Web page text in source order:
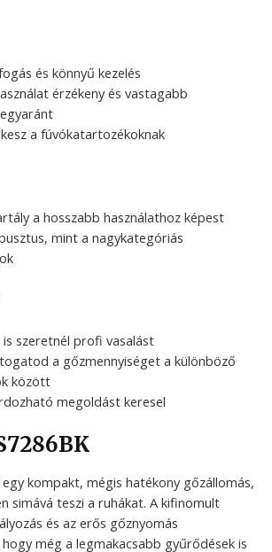
és könnyű kezelés
érzékeny és vastagabb
a fúvókatartozékoknak
a hosszabb használathoz képest
mint a nagykategóriás
is szeretnél profi vasalást
a gőzmennyiséget a különböző
között
megoldást keresel
egy kompakt, mégis hatékony gőzállomás,
simává teszi a ruhákat. A kifinomult
és az erős gőznyomás
még a legmakacsabb gyűrődések is